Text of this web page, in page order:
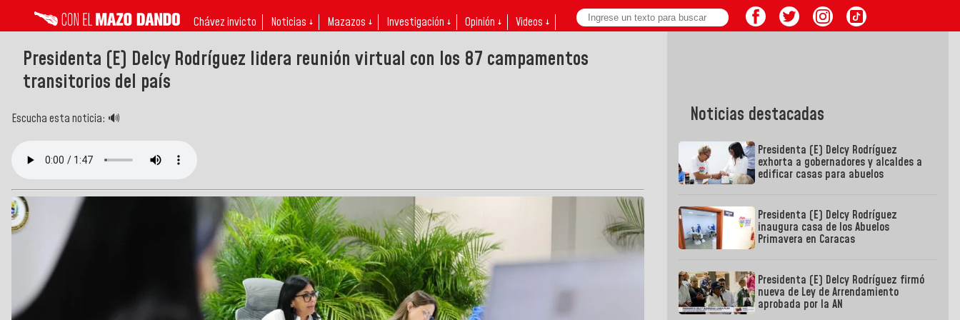
Chávez invicto Noticias ↓ Mazazos ↓ Investigación ↓ Opinión ↓ Videos ↓
Presidenta (E) Delcy Rodríguez lidera reunión virtual con los 87 campamentos
transitorios del país
Escucha esta noticia: 🔊 Noticias destacadas
Presidenta (E) Delcy Rodríguez
exhorta a gobernadores y alcaldes a
edificar casas para abuelos
Presidenta (E) Delcy Rodríguez
inaugura casa de los Abuelos
Primavera en Caracas
Presidenta (E) Delcy Rodríguez firmó
nueva de Ley de Arrendamiento
aprobada por la AN